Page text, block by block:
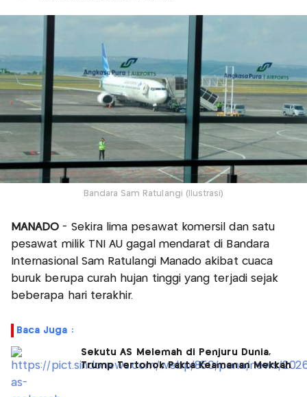
Bandara Sam Ratulangi (Ilustrasi)
MANADO- Sekira lima pesawat komersil dan satu
pesawat milik TNI AU gagal mendarat di Bandara
Internasional Sam Ratulangi Manado akibat cuaca
buruk berupa curah hujan tinggi yang terjadi sejak
beberapa hari terakhir.
Baca Juga :
Sekutu AS Melemah di Penjuru Dunia,
Trump Tertohok Pakta Keamanan Mekkah